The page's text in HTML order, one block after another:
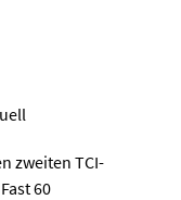
zweiten TCI-
60